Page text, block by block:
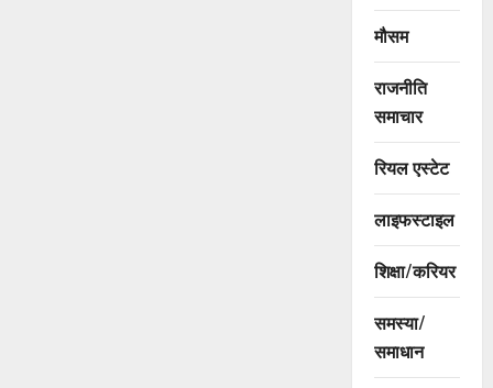
मौसम
राजनीति
समाचार
रियल एस्टेट
लाइफस्टाइल
शिक्षा/करियर
समस्या/
समाधान